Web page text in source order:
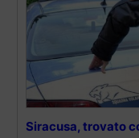
Siracusa, trovato